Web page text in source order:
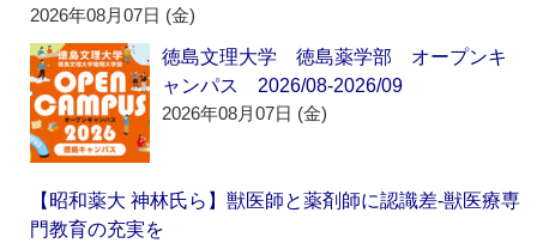
2026年08月07日 (金)
徳島文理大学 徳島薬学部 オープンキ
ャンパス 2026/08-2026/09
2026年08月07日 (金)
【昭和薬大 神林氏ら】獣医師と薬剤師に認識差‐獣医療専
門教育の充実を